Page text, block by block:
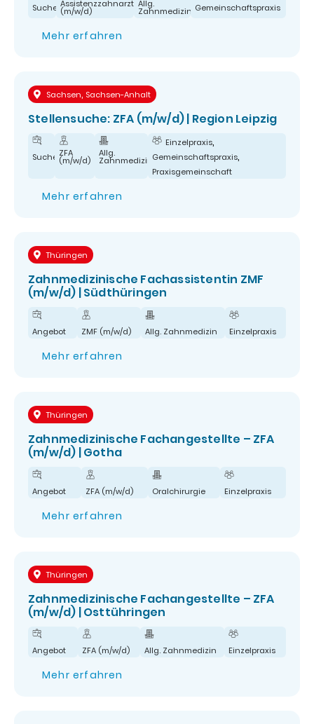
Suche Assistenzzahnarzt
(m/w/d)
Allg.
Zahnmedizin Gemeinschaftspraxis
Mehr erfahren
Sachsen, Sachsen-Anhalt
Stellensuche: ZFA (m/w/d) | Region Leipzig
Suche ZFA
(m/w/d)
Allg.
Zahnmedizin
Einzelpraxis,
Gemeinschaftspraxis,
Praxisgemeinschaft
Mehr erfahren
Thüringen
Zahnmedizinische Fachassistentin ZMF
(m/w/d) | Südthüringen
Angebot ZMF (m/w/d) Allg. Zahnmedizin Einzelpraxis
Mehr erfahren
Thüringen
Zahnmedizinische Fachangestellte – ZFA
(m/w/d) | Gotha
Angebot ZFA (m/w/d) Oralchirurgie Einzelpraxis
Mehr erfahren
Thüringen
Zahnmedizinische Fachangestellte – ZFA
(m/w/d) | Osttühringen
Angebot ZFA (m/w/d) Allg. Zahnmedizin Einzelpraxis
Mehr erfahren